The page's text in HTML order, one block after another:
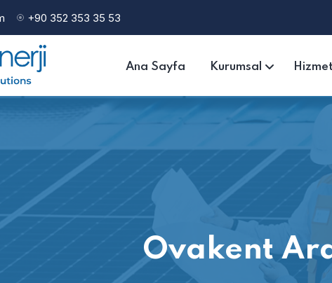
+90 352 353 35 53
Ana Sayfa Kurumsal
Ovakent